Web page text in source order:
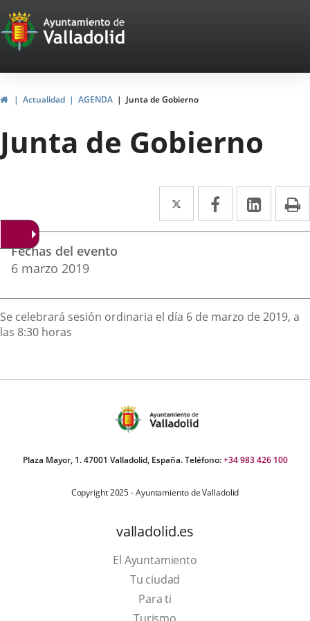
Portal
Web
del
Ayuntamiento
de
Valladolid
HomeActualidad AGENDA Junta de Gobierno
Junta de Gobierno
Twitter
Enlace
a
externa.
Facebook
Enlace
a
externa.
Enlace
a
Datos
del
evento
Fechas del evento
6 marzo 2019
Descripción
Se celebrará sesión ordinaria el día 6 de marzo de 2019, a
las 8:30 horas
Plaza Mayor, 1. 47001 Valladolid, España. Teléfono:+34 983 426 100
Copyright 2025 - Ayuntamiento de Valladolid
valladolid.es
El Ayuntamiento
Tu ciudad
Para ti
This